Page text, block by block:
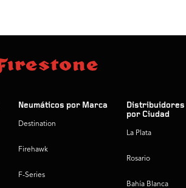
Neumáticos por Marca
Destination
Firehawk
F-Series
Distribuidores
por Ciudad
La Plata
Rosario
Bahía Blanca